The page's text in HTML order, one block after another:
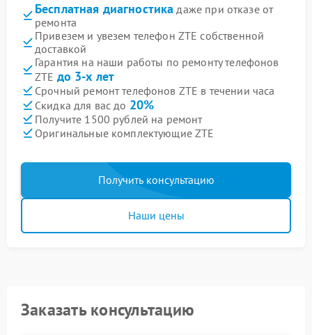
Бесплатная диагностика даже при отказе от
ремонта
Привезем и увезем телефон ZTE собственной
доставкой
Гарантия на наши работы по ремонту телефонов
ZTE до 3-х лет
Срочный ремонт телефонов ZTE в течении часа
Скидка для вас до 20%
Получите 1500 рублей на ремонт
Оригинальные комплектующие ZTE
Получить консультацию
Наши цены
Заказать консультацию